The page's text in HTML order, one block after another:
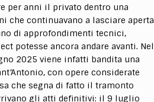
per anni il privato dentro una
che continuavano a lasciare aperta
di approfondimenti tecnici,
potesse ancora andare avanti. Nel
2025 viene infatti bandita una
con opere considerate
che segna di fatto il tramonto
gli atti definitivi: il 9 luglio